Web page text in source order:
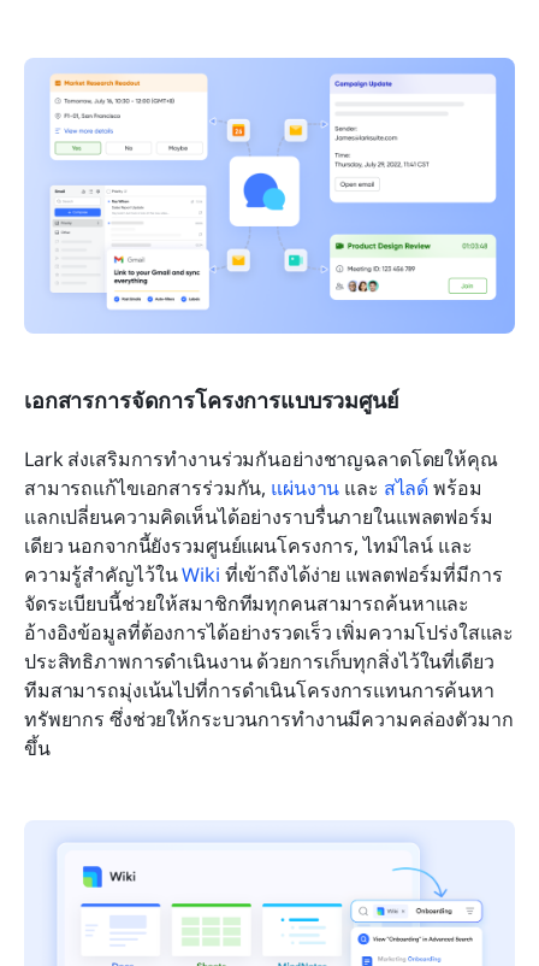
เอกสารการจัดการโครงการแบบรวมศูนย์
Lark ส่งเสริมการทำงานร่วมกันอย่างชาญฉลาดโดยให้คุณ
สามารถแก้ไขเอกสารร่วมกัน, แผ่นงาน และ สไลด์ พร้อม
แลกเปลี่ยนความคิดเห็นได้อย่างราบรื่นภายในแพลตฟอร์ม
เดียว นอกจากนี้ยังรวมศูนย์แผนโครงการ, ไทม์ไลน์ และ
ความรู้สำคัญไว้ใน Wiki ที่เข้าถึงได้ง่าย แพลตฟอร์มที่มีการ
จัดระเบียบนี้ช่วยให้สมาชิกทีมทุกคนสามารถค้นหาและ
อ้างอิงข้อมูลที่ต้องการได้อย่างรวดเร็ว เพิ่มความโปร่งใสและ
ประสิทธิภาพการดำเนินงาน ด้วยการเก็บทุกสิ่งไว้ในที่เดียว
ทีมสามารถมุ่งเน้นไปที่การดำเนินโครงการแทนการค้นหา
ทรัพยากร ซึ่งช่วยให้กระบวนการทำงานมีความคล่องตัวมาก
ขึ้น